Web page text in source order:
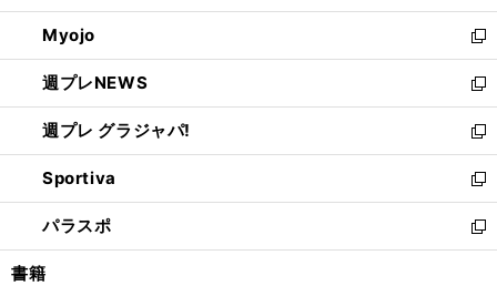
開
く
ウ
で
開
く
ン
ド
ウ
で
開
く
ウ
ィ
ン
ド
ウ
で
開
く
Myojo
新
し
い
ウ
ィ
ン
ド
ウ
で
開
週プレNEWS
新
し
い
ウ
ィ
ン
ド
ウ
週プレ グラジャパ!
新
し
い
ウ
ィ
ン
Sportiva
新
し
い
ウ
パラスポ
新
し
書籍